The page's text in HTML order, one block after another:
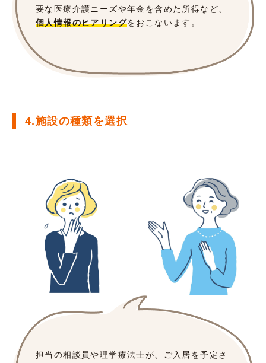
要な医療介護ニーズや年金を含めた所得など、
個人情報のヒアリングをおこないます。
4.施設の種類を選択
担当の相談員や理学療法士が、ご入居を予定さ